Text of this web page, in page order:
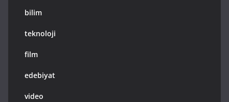
bilim
teknoloji
film
edebiyat
video